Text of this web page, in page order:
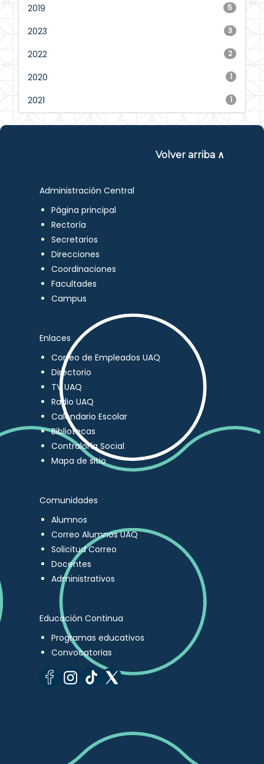
5
2019
3
2023
2
2022
1
2020
1
2021
Volver arriba ∧
Administración Central
Página principal
Rectoría
Secretarios
Direcciones
Coordinaciones
Facultades
Campus
Enlaces
Correo de Empleados UAQ
Directorio
TV UAQ
Radio UAQ
Calendario Escolar
Bibliotecas
Contraloría Social
Mapa de sitio
Comunidades
Alumnos
Correo Alumnos UAQ
Solicitud Correo
Docentes
Administrativos
Educación Continua
Programas educativos
Convocatorias